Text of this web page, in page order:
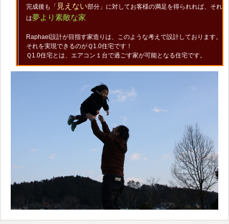
完成後も「 見えない部分」に対してお客様の満足を得られれば、それ
は夢より素敵な家
Raphael設計が目指す家造りは、このような考えで設計しております。
それを実現できるのがＱ1.0住宅です！
Ｑ1.0住宅とは、エアコン１台で過ごす家が可能となる住宅です。